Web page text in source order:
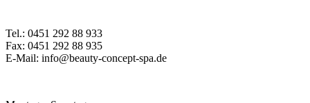
Tel.: 0451 292 88 933
Fax: 0451 292 88 935
E-Mail: info@beauty-concept-spa.de